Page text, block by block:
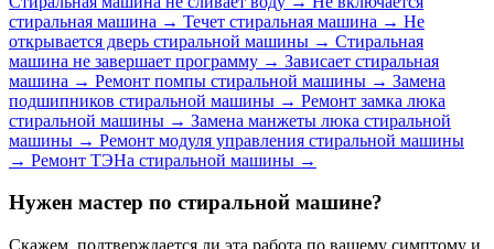
стиральная машина → Течет стиральная машина → Не
открывается дверь стиральной машины → Стиральная
машина не завершает программу → Зависает стиральная
машина → Ремонт помпы стиральной машины → Замена
подшипников стиральной машины → Ремонт замка люка
стиральной машины → Замена манжеты люка стиральной
машины → Ремонт модуля управления стиральной машины
→ Ремонт ТЭНа стиральной машины →
Нужен мастер по стиральной машине?
Скажем, подтверждается ли эта работа по вашему симптому и